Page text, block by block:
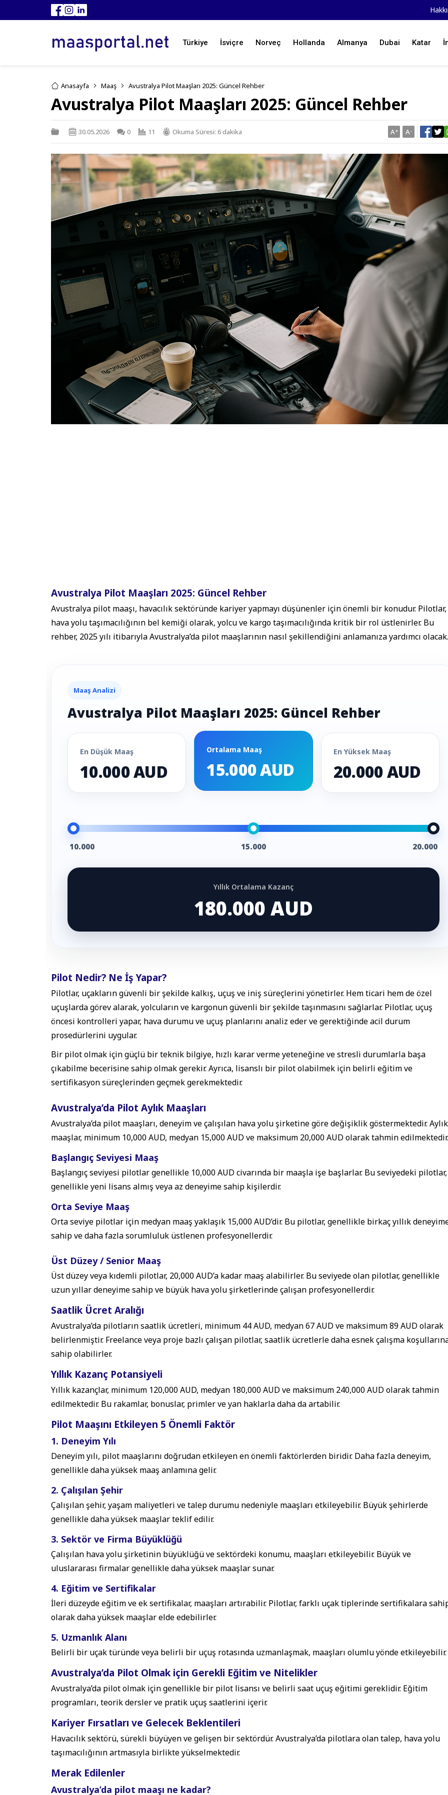
Türkiye İsviçre Norveç Hollanda Almanya Dubai Katar
Anasayfa Maaş Avustralya Pilot Maaşları 2025: Güncel Rehber
Avustralya Pilot Maaşları 2025: Güncel Rehber
30.05.2026 0 11 Okuma Süresi: 6 dakika A+ A-
Avustralya Pilot Maaşları 2025: Güncel Rehber
Avustralya pilot maaşı, havacılık sektöründe kariyer yapmayı düşünenler için önemli bir konudur. Pilotlar,
hava yolu taşımacılığının bel kemiği olarak, yolcu ve kargo taşımacılığında kritik bir rol üstlenirler. Bu
rehber, 2025 yılı itibarıyla Avustralya’da pilot maaşlarının nasıl şekillendiğini anlamanıza yardımcı olacak.
Maaş Analizi
Avustralya Pilot Maaşları 2025: Güncel Rehber
En Düşük Maaş
10.000 AUD
Ortalama Maaş
15.000 AUD
En Yüksek Maaş
20.000 AUD
10.000 15.000 20.000
Yıllık Ortalama Kazanç
180.000 AUD
Pilot Nedir? Ne İş Yapar?
Pilotlar, uçakların güvenli bir şekilde kalkış, uçuş ve iniş süreçlerini yönetirler. Hem ticari hem de özel
uçuşlarda görev alarak, yolcuların ve kargonun güvenli bir şekilde taşınmasını sağlarlar. Pilotlar, uçuş
öncesi kontrolleri yapar, hava durumu ve uçuş planlarını analiz eder ve gerektiğinde acil durum
prosedürlerini uygular.
Bir pilot olmak için güçlü bir teknik bilgiye, hızlı karar verme yeteneğine ve stresli durumlarla başa
çıkabilme becerisine sahip olmak gerekir. Ayrıca, lisanslı bir pilot olabilmek için belirli eğitim ve
sertifikasyon süreçlerinden geçmek gerekmektedir.
Avustralya’da Pilot Aylık Maaşları
Avustralya’da pilot maaşları, deneyim ve çalışılan hava yolu şirketine göre değişiklik göstermektedir. Aylık
maaşlar, minimum 10,000 AUD, medyan 15,000 AUD ve maksimum 20,000 AUD olarak tahmin edilmektedir.
Başlangıç Seviyesi Maaş
Başlangıç seviyesi pilotlar genellikle 10,000 AUD civarında bir maaşla işe başlarlar. Bu seviyedeki pilotlar,
genellikle yeni lisans almış veya az deneyime sahip kişilerdir.
Orta Seviye Maaş
Orta seviye pilotlar için medyan maaş yaklaşık 15,000 AUD’dir. Bu pilotlar, genellikle birkaç yıllık
sahip ve daha fazla sorumluluk üstlenen profesyonellerdir.
Üst Düzey / Senior Maaş
Üst düzey veya kıdemli pilotlar, 20,000 AUD’a kadar maaş alabilirler. Bu seviyede olan pilotlar, genellikle
uzun yıllar deneyime sahip ve büyük hava yolu şirketlerinde çalışan profesyonellerdir.
Saatlik Ücret Aralığı
Avustralya’da pilotların saatlik ücretleri, minimum 44 AUD, medyan 67 AUD ve maksimum 89 AUD olarak
belirlenmiştir. Freelance veya proje bazlı çalışan pilotlar, saatlik ücretlerle daha esnek çalışma
sahip olabilirler.
Yıllık Kazanç Potansiyeli
Yıllık kazançlar, minimum 120,000 AUD, medyan 180,000 AUD ve maksimum 240,000 AUD olarak tahmin
edilmektedir. Bu rakamlar, bonuslar, primler ve yan haklarla daha da artabilir.
Pilot Maaşını Etkileyen 5 Önemli Faktör
1. Deneyim Yılı
Deneyim yılı, pilot maaşlarını doğrudan etkileyen en önemli faktörlerden biridir. Daha fazla deneyim,
genellikle daha yüksek maaş anlamına gelir.
2. Çalışılan Şehir
Çalışılan şehir, yaşam maliyetleri ve talep durumu nedeniyle maaşları etkileyebilir. Büyük şehirlerde
genellikle daha yüksek maaşlar teklif edilir.
3. Sektör ve Firma Büyüklüğü
Çalışılan hava yolu şirketinin büyüklüğü ve sektördeki konumu, maaşları etkileyebilir. Büyük ve
uluslararası firmalar genellikle daha yüksek maaşlar sunar.
4. Eğitim ve Sertifikalar
İleri düzeyde eğitim ve ek sertifikalar, maaşları artırabilir. Pilotlar, farklı uçak tiplerinde sertifikalara
olarak daha yüksek maaşlar elde edebilirler.
5. Uzmanlık Alanı
Belirli bir uçak türünde veya belirli bir uçuş rotasında uzmanlaşmak, maaşları olumlu yönde etkileyebilir.
Avustralya’da Pilot Olmak için Gerekli Eğitim ve Nitelikler
Avustralya’da pilot olmak için genellikle bir pilot lisansı ve belirli saat uçuş eğitimi gereklidir. Eğitim
programları, teorik dersler ve pratik uçuş saatlerini içerir.
Kariyer Fırsatları ve Gelecek Beklentileri
Havacılık sektörü, sürekli büyüyen ve gelişen bir sektördür. Avustralya’da pilotlara olan talep, hava yolu
taşımacılığının artmasıyla birlikte yükselmektedir.
Merak Edilenler
Avustralya’da pilot maaşı ne kadar?